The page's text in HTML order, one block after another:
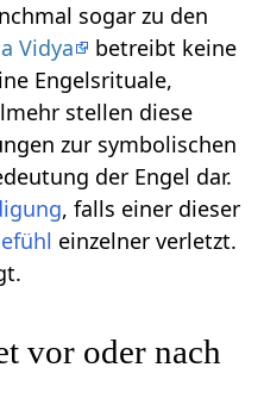
sogar zu den
Vidya
betreibt keine
Engelsrituale,
stellen diese
zur symbolischen
der Engel dar.
, falls einer dieser
einzelner verletzt.
vor oder nach